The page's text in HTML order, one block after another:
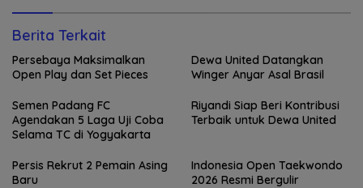
Berita Terkait
Persebaya Maksimalkan
Open Play dan Set Pieces
Dewa United Datangkan
Winger Anyar Asal Brasil
Semen Padang FC
Agendakan 5 Laga Uji Coba
Selama TC di Yogyakarta
Riyandi Siap Beri Kontribusi
Terbaik untuk Dewa United
Persis Rekrut 2 Pemain Asing
Baru
Indonesia Open Taekwondo
2026 Resmi Bergulir